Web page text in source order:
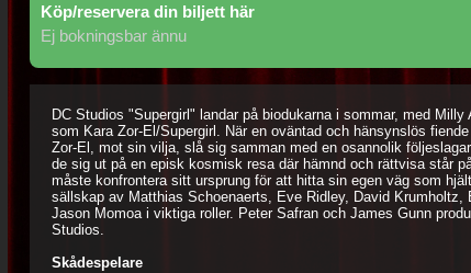
Köp/reservera din biljett här
Ej bokningsbar ännu
DC Studios "Supergirl" landar på biodukarna i sommar, med Milly
som Kara Zor-El/Supergirl. När en oväntad och hänsynslös
Zor-El, mot sin vilja, slå sig samman med en osannolik
de sig ut på en episk kosmisk resa där hämnd och rättvisa står
måste konfrontera sitt ursprung för att hitta sin egen väg som
sällskap av Matthias Schoenaerts, Eve Ridley, David Krumholtz,
Jason Momoa i viktiga roller. Peter Safran och James Gunn
Studios.
Skådespelare